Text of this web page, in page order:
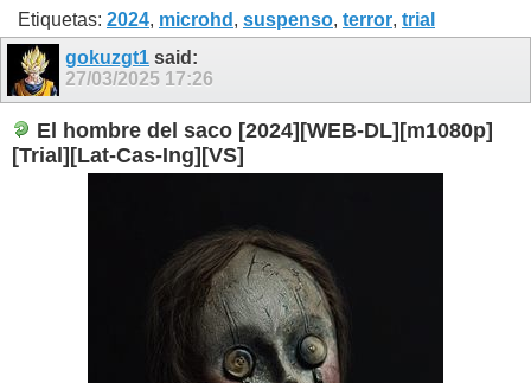
Etiquetas: 2024, microhd , suspenso, terror, trial
gokuzgt1 said:
27/03/2025 17:26
El hombre del saco [2024][WEB-DL][m1080p]
[Trial][Lat-Cas-Ing][VS]